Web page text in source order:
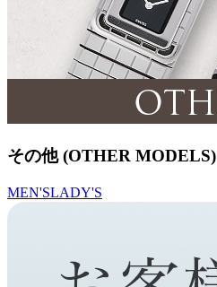
その他 (OTHER MODELS)
MEN'SLADY'S